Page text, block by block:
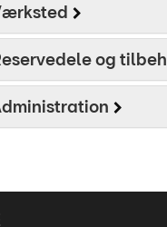
og